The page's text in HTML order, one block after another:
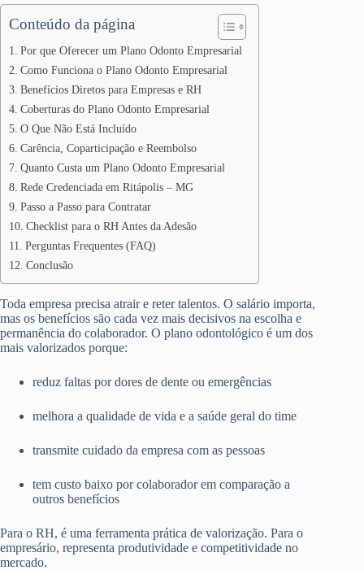
Conteúdo da página
Por que Oferecer um Plano Odonto Empresarial
Como Funciona o Plano Odonto Empresarial
Benefícios Diretos para Empresas e RH
Coberturas do Plano Odonto Empresarial
O Que Não Está Incluído
Carência, Coparticipação e Reembolso
Quanto Custa um Plano Odonto Empresarial
Rede Credenciada em Ritápolis – MG
Passo a Passo para Contratar
Checklist para o RH Antes da Adesão
Perguntas Frequentes (FAQ)
Conclusão
Toda empresa precisa atrair e reter talentos. O salário importa,
mas os benefícios são cada vez mais decisivos na escolha e
permanência do colaborador. O plano odontológico é um dos
mais valorizados porque:
reduz faltas por dores de dente ou emergências
melhora a qualidade de vida e a saúde geral do time
transmite cuidado da empresa com as pessoas
tem custo baixo por colaborador em comparação a
outros benefícios
Para o RH, é uma ferramenta prática de valorização. Para o
empresário, representa produtividade e competitividade no
mercado.